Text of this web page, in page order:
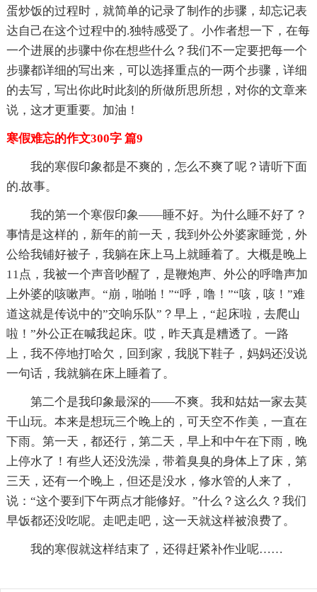
蛋炒饭的过程时，就简单的记录了制作的步骤，却忘记表
达自己在这个过程中的.独特感受了。小作者想一下，在每
一个进展的步骤中你在想些什么？我们不一定要把每一个
步骤都详细的写出来，可以选择重点的一两个步骤，详细
的去写，写出你此时此刻的所做所思所想，对你的文章来
说，这才更重要。加油！
寒假难忘的作文300字 篇9
我的寒假印象都是不爽的，怎么不爽了呢？请听下面
的.故事。
我的第一个寒假印象——睡不好。为什么睡不好了？
事情是这样的，新年的前一天，我到外公外婆家睡觉，外
公给我铺好被子，我躺在床上马上就睡着了。大概是晚上
11点，我被一个声音吵醒了，是鞭炮声、外公的呼噜声加
上外婆的咳嗽声。“崩，啪啪！”“呼，噜！”“咳，咳！”难
道这就是传说中的”交响乐队”？早上，“起床啦，去爬山
啦！”外公正在喊我起床。哎，昨天真是糟透了。一路
上，我不停地打哈欠，回到家，我脱下鞋子，妈妈还没说
一句话，我就躺在床上睡着了。
第二个是我印象最深的——不爽。我和姑姑一家去莫
干山玩。本来是想玩三个晚上的，可天空不作美，一直在
下雨。第一天，都还行，第二天，早上和中午在下雨，晚
上停水了！有些人还没洗澡，带着臭臭的身体上了床，第
三天，还有一个晚上，但还是没水，修水管的人来了，
说：“这个要到下午两点才能修好。”什么？这么久？我们
早饭都还没吃呢。走吧走吧，这一天就这样被浪费了。
我的寒假就这样结束了，还得赶紧补作业呢……